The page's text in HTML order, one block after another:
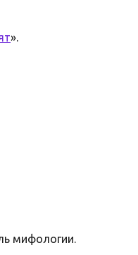
».
мифологии.